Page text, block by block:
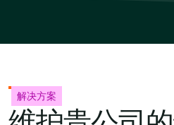
解决方案